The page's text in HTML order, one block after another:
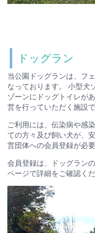
ドッグラン
当公園ドッグランは、フ
なっております。 小型犬
ゾーンにドッグトイレが
営を行っていただく施設で
ご利用には、伝染病や感
ての方々及び飼い犬が、
営団体への会員登録が必要
会員登録は、ドッグラン
ページで詳細をご確認くだ